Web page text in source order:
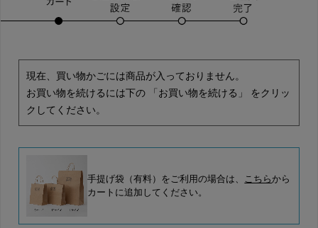
現在、買い物かごには商品が入っておりません。
お買い物を続けるには下の 「お買い物を続ける」 をクリッ
クしてください。
手提げ袋（有料）をご利用の場合は、 こちらから
カートに追加してください。